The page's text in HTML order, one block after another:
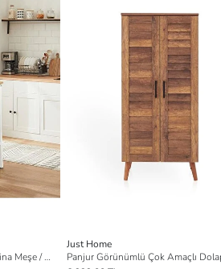
2 Tabureli Bar Masası Seti - Karina Meşe / Beyaz - 100 cm
Just Home